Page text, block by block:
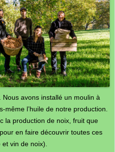
avons installé un moulin à
même l’huile de notre production.
la production de noix, fruit que
en faire découvrir toutes ces
vin de noix).